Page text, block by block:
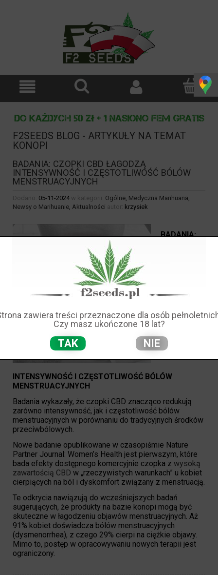
F2SEEDS BLOG - ARTYKUŁY NA TEMAT
KONOPI
BADANIA: CZOPKI CBD ŁAGODZĄ
INTENSYWNOŚĆ I CZĘSTOTLIWOŚĆ BÓLÓW
MENSTRUACYJNYCH
Dodano: 05-11-2024 w kategorii: Ogólne, Medyczna Marihuana,
Newsy o Marihuanie, Aktualności autor: krzysiek
BADANIA:
INTENSYWNOŚĆ I CZĘSTOTLIWOŚĆ BÓLÓW
MENSTRUACYJNYCH
Badania wykazały, że czopki CBD znacząco redukują
zarówno intensywność, jak i częstotliwość bólów
menstruacyjnych w porównaniu do tradycyjnych środków
przeciwbólowych.
Nowe badanie opublikowane w czasopiśmie Nature
Partner Journal: Women’s Health jest pierwszym, które
bada efekty dostępnego komercyjnie czopka z wysoką
zawartością CBD w „rzeczywistych warunkach” u kobiet
cierpiących na ból i dyskomfort związany z menstruacją.
Te odkrycia nawiązują do wcześniejszych badań
sugerujących, że produkty na bazie konopi mogą być
skuteczne w łagodzeniu objawów menstruacyjnych. Aż
91% kobiet doświadcza bólów menstruacyjnych
(dysmenorrhea), z czego 29% cierpi na ciężkie objawy.
Mimo to, postęp w opracowywaniu nowych terapii jest
ograniczony.
zawiera treści przeznaczone dla osób
Czy masz ukończone 18 lat?
TAK NIE